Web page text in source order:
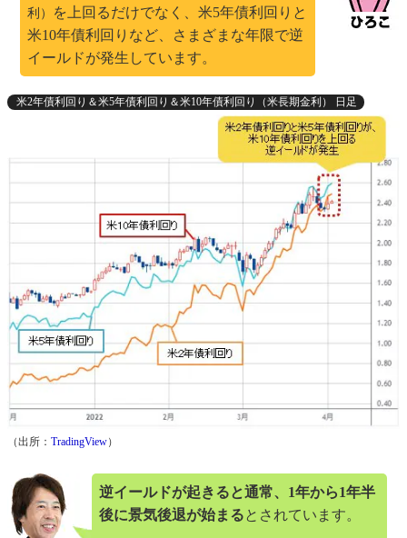
利）
を上回るだけでなく、米5年債利回りと
米10年債利回りなど、さまざまな年限で逆
イールドが発生しています。
米2年債利回り＆米5年債利回り＆米10年債利回り（米長期金利） 日足
（出所： TradingView）
逆イールドが起きると通常、1年から1年半
後に景気後退が始まるとされています。